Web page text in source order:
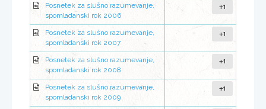
Posnetek za slušno razumevanje,
spomladanski rok 2006
+1
Posnetek za slušno razumevanje,
spomladanski rok 2007
+1
Posnetek za slušno razumevanje,
spomladanski rok 2008
+1
Posnetek za slušno razumevanje,
spomladanski rok 2009
+1